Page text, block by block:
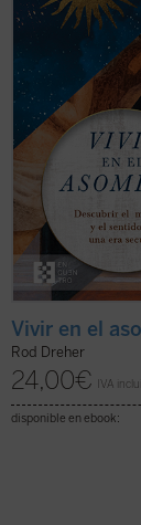
humanos, que
desaparecido:
olvidado el sentido
Vivir en el
Rod Dreher
24,00€ IVA
disponible en ebook: